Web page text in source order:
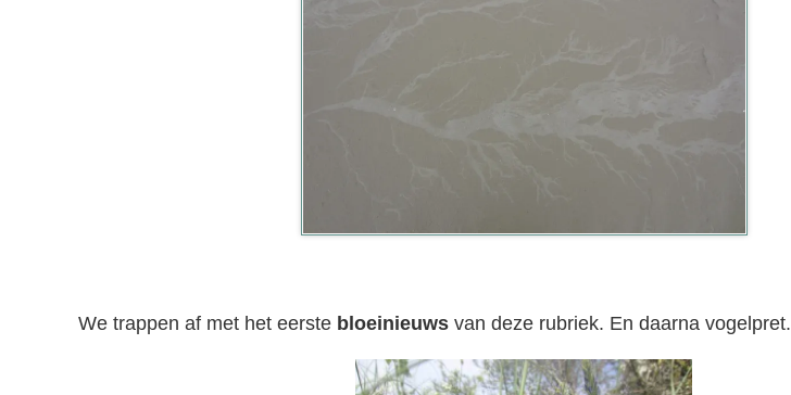
We trappen af met het eerste bloeinieuws van deze rubriek. En daarna vogelpret.